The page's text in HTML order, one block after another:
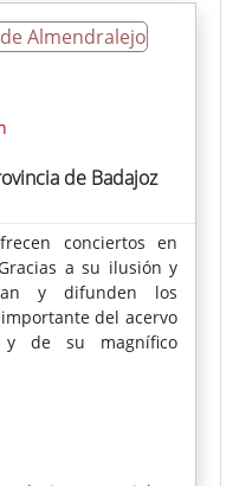
Es un formato
dos personajes
como “Los
de Badajoz
conciertos en
a su ilusión y
y difunden los
del acervo
de su magnífico